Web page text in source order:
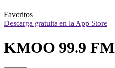
Favoritos
Descarga gratuita en la App Store
KMOO 99.9 FM